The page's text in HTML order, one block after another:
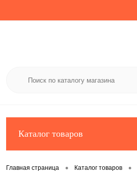
Каталог товаров
Главная страница • Каталог товаров •